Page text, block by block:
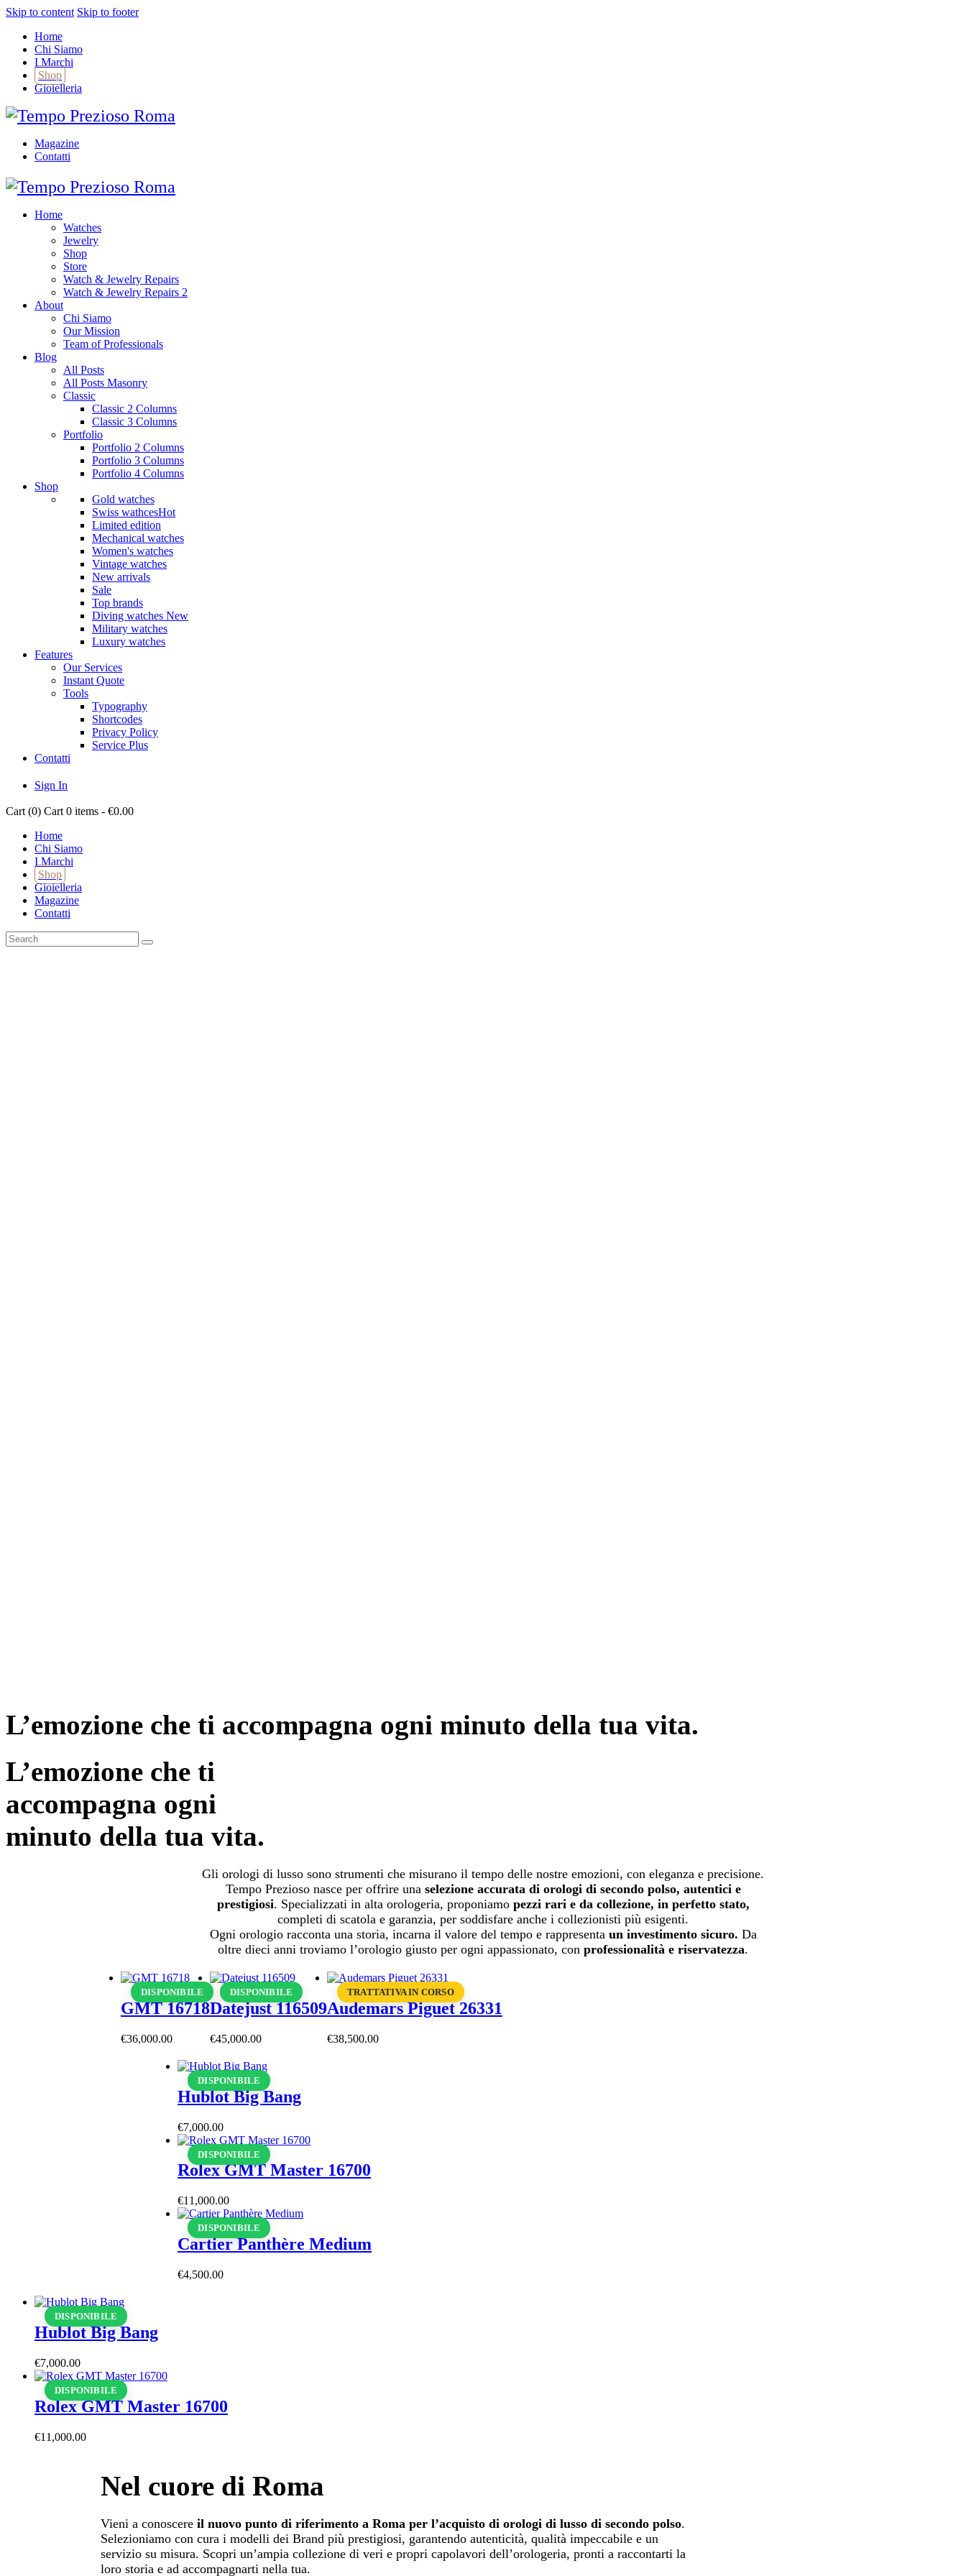
Skip to content Skip to footer
Home
Chi Siamo
I Marchi
Shop
Gioielleria
Magazine
Contatti
Home
Watches
Jewelry
Shop
Store
Watch & Jewelry Repairs
Watch & Jewelry Repairs 2
About
Chi Siamo
Our Mission
Team of Professionals
Blog
All Posts
All Posts Masonry
Classic
Classic 2 Columns
Classic 3 Columns
Portfolio
Portfolio 2 Columns
Portfolio 3 Columns
Portfolio 4 Columns
Shop
Gold watches
Swiss wathcesHot
Limited edition
Mechanical watches
Women's watches
Vintage watches
New arrivals
Sale
Top brands
Diving watches New
Military watches
Luxury watches
Features
Our Services
Instant Quote
Tools
Typography
Shortcodes
Privacy Policy
Service Plus
Contatti
Sign In
Cart (0) Cart 0 items - €0.00
Home
Chi Siamo
I Marchi
Shop
Gioielleria
Magazine
Contatti
L’emozione che ti accompagna ogni minuto della tua vita.
L’emozione che ti
accompagna ogni
minuto della tua vita.
Gli orologi di lusso sono strumenti che misurano il tempo delle nostre emozioni, con eleganza e precisione.
Tempo Prezioso nasce per offrire una selezione accurata di orologi di secondo polso, autentici e
prestigiosi. Specializzati in alta orologeria, proponiamo pezzi rari e da collezione, in perfetto stato,
completi di scatola e garanzia, per soddisfare anche i collezionisti più esigenti.
Ogni orologio racconta una storia, incarna il valore del tempo e rappresenta un investimento sicuro. Da
oltre dieci anni troviamo l’orologio giusto per ogni appassionato, con professionalità e riservatezza.
DISPONIBILE
GMT 16718
€36,000.00
DISPONIBILE
Datejust 116509
€45,000.00
TRATTATIVA IN CORSO
Audemars Piguet 26331
€38,500.00
DISPONIBILE
Hublot Big Bang
€7,000.00
DISPONIBILE
Rolex GMT Master 16700
€11,000.00
DISPONIBILE
Cartier Panthère Medium
€4,500.00
DISPONIBILE
Hublot Big Bang
€7,000.00
DISPONIBILE
Rolex GMT Master 16700
€11,000.00
Nel cuore di Roma
Vieni a conoscere il nuovo punto di riferimento a Roma per l’acquisto di orologi di lusso di secondo polso.
Selezioniamo con cura i modelli dei Brand più prestigiosi, garantendo autenticità, qualità impeccabile e un
servizio su misura. Scopri un’ampia collezione di veri e propri capolavori dell’orologeria, pronti a raccontarti la
loro storia e ad accompagnarti nella tua.